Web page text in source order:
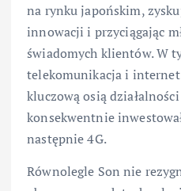
na rynku japońskim,
innowacji i przyciągając
świadomych klientów. W
telekomunikacja i
kluczową osią
konsekwentnie
następnie 4G.
Równolegle Son nie